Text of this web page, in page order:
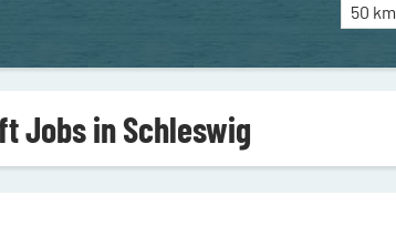
50 km
Jobs in Schleswig